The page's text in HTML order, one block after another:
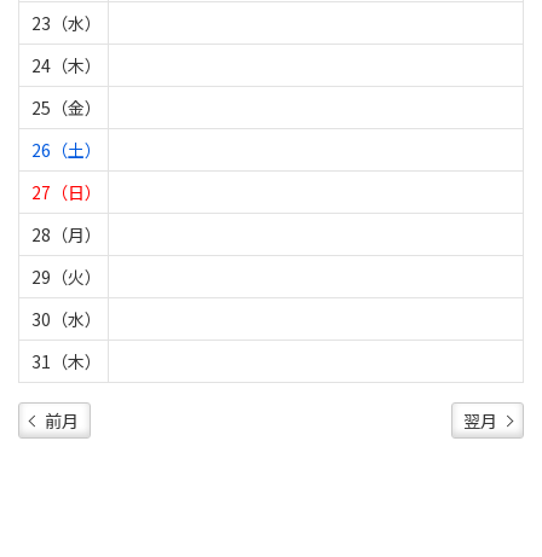
23（水）
24（木）
25（金）
26（土）
27（日）
28（月）
29（火）
30（水）
31（木）
前月 翌月